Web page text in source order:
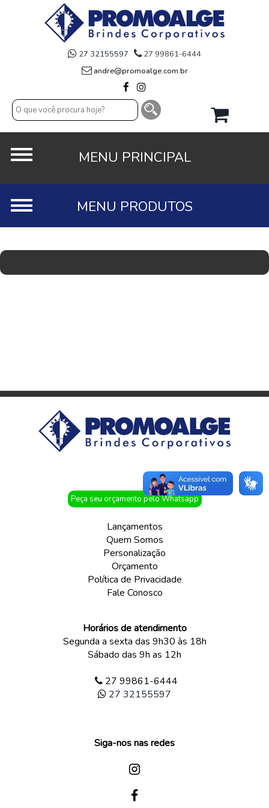
27 32155597
27 99861-6444
andre@promoalge.com.br
Peça seu orçamento pelo Whatsapp
Lançamentos
Quem Somos
Personalização
Orçamento
Política de Privacidade
Fale Conosco
Horários de atendimento
Segunda a sexta das 9h30 às 18h
Sábado das 9h as 12h
27 99861-6444
27 32155597
Siga-nos nas redes